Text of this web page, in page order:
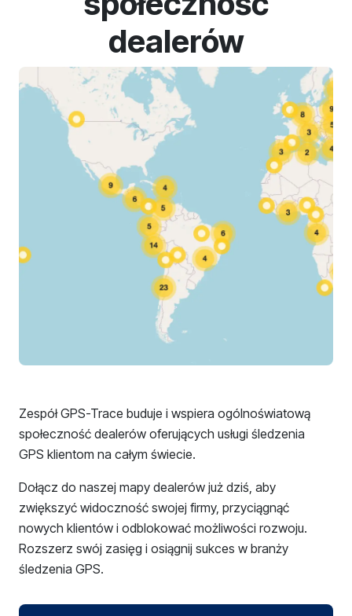
dealerów
Zespół GPS-Trace buduje i wspiera ogólnoświatową
społeczność dealerów oferujących usługi śledzenia
GPS klientom na całym świecie.
Dołącz do naszej mapy dealerów już dziś, aby
zwiększyć widoczność swojej firmy, przyciągnąć
nowych klientów i odblokować możliwości rozwoju.
Rozszerz swój zasięg i osiągnij sukces w branży
śledzenia GPS.